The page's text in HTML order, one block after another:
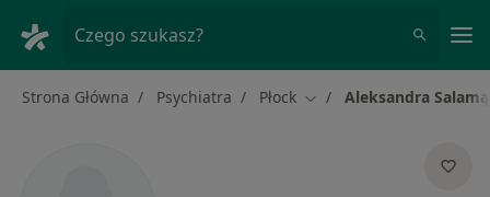
Czego szukasz?
Strona Główna Psychiatra Płock Zmień miasto
Aleksandra